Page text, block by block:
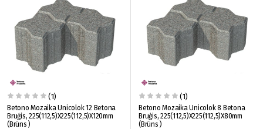
(1)
Betono Mozaika Unicolok 12 Betona
Bruģis, 225(112,5)X225(112,5)X120mm
(Brūns )
(1)
Betono Mozaika Unicolok 8 Betona
Bruģis, 225(112,5)X225(112,5)X80mm
(Brūns )